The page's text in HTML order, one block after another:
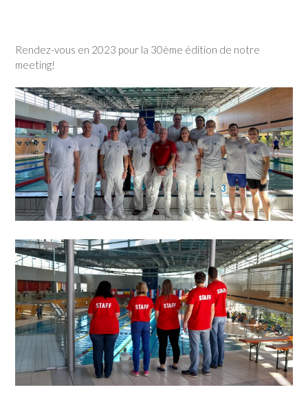
Rendez-vous en 2023 pour la 30ème édition de notre
meeting!